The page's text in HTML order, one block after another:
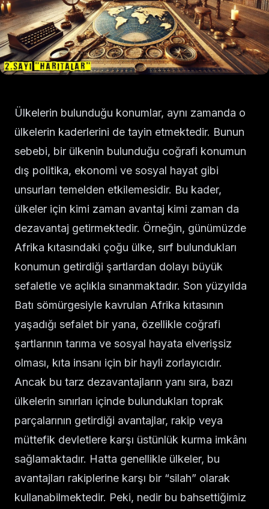
Ülkelerin bulunduğu konumlar, aynı zamanda o
ülkelerin kaderlerini de tayin etmektedir. Bunun
sebebi, bir ülkenin bulunduğu coğrafi konumun
dış politika, ekonomi ve sosyal hayat gibi
unsurları temelden etkilemesidir. Bu kader,
ülkeler için kimi zaman avantaj kimi zaman da
dezavantaj getirmektedir. Örneğin, günümüzde
Afrika kıtasındaki çoğu ülke, sırf bulundukları
konumun getirdiği şartlardan dolayı büyük
sefaletle ve açlıkla sınanmaktadır. Son yüzyılda
Batı sömürgesiyle kavrulan Afrika kıtasının
yaşadığı sefalet bir yana, özellikle coğrafi
şartlarının tarıma ve sosyal hayata elverişsiz
olması, kıta insanı için bir hayli zorlayıcıdır.
Ancak bu tarz dezavantajların yanı sıra, bazı
ülkelerin sınırları içinde bulundukları toprak
parçalarının getirdiği avantajlar, rakip veya
müttefik devletlere karşı üstünlük kurma imkânı
sağlamaktadır. Hatta genellikle ülkeler, bu
avantajları rakiplerine karşı bir “silah” olarak
kullanabilmektedir. Peki, nedir bu bahsettiğimiz